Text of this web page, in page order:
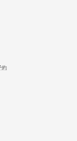
たへ